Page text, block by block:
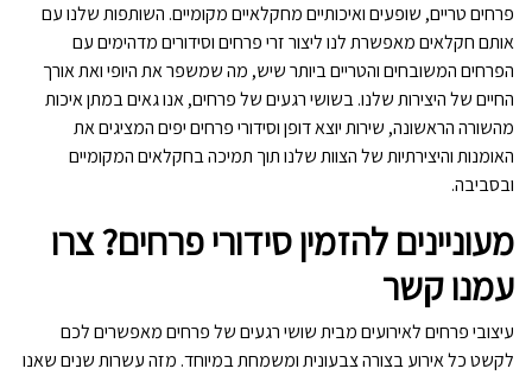
פרחים טריים, שופעים ואיכותיים מחקלאיים מקומיים. השותפות שלנו עם
אותם חקלאים מאפשרת לנו ליצור זרי פרחים וסידורים מדהימים עם
הפרחים המשובחים והטריים ביותר שיש, מה שמשפר את היופי ואת אורך
החיים של היצירות שלנו. בשושי רגעים של פרחים, אנו גאים במתן איכות
מהשורה הראשונה, שירות יוצא דופן וסידורי פרחים יפים המציגים את
האומנות והיצירתיות של הצוות שלנו תוך תמיכה בחקלאים המקומיים
ובסביבה.
מעוניינים להזמין סידורי פרחים? צרו
עמנו קשר
עיצובי פרחים לאירועים מבית שושי רגעים של פרחים מאפשרים לכם
לקשט כל אירוע בצורה צבעונית ומשמחת במיוחד. מזה עשרות שנים שאנו